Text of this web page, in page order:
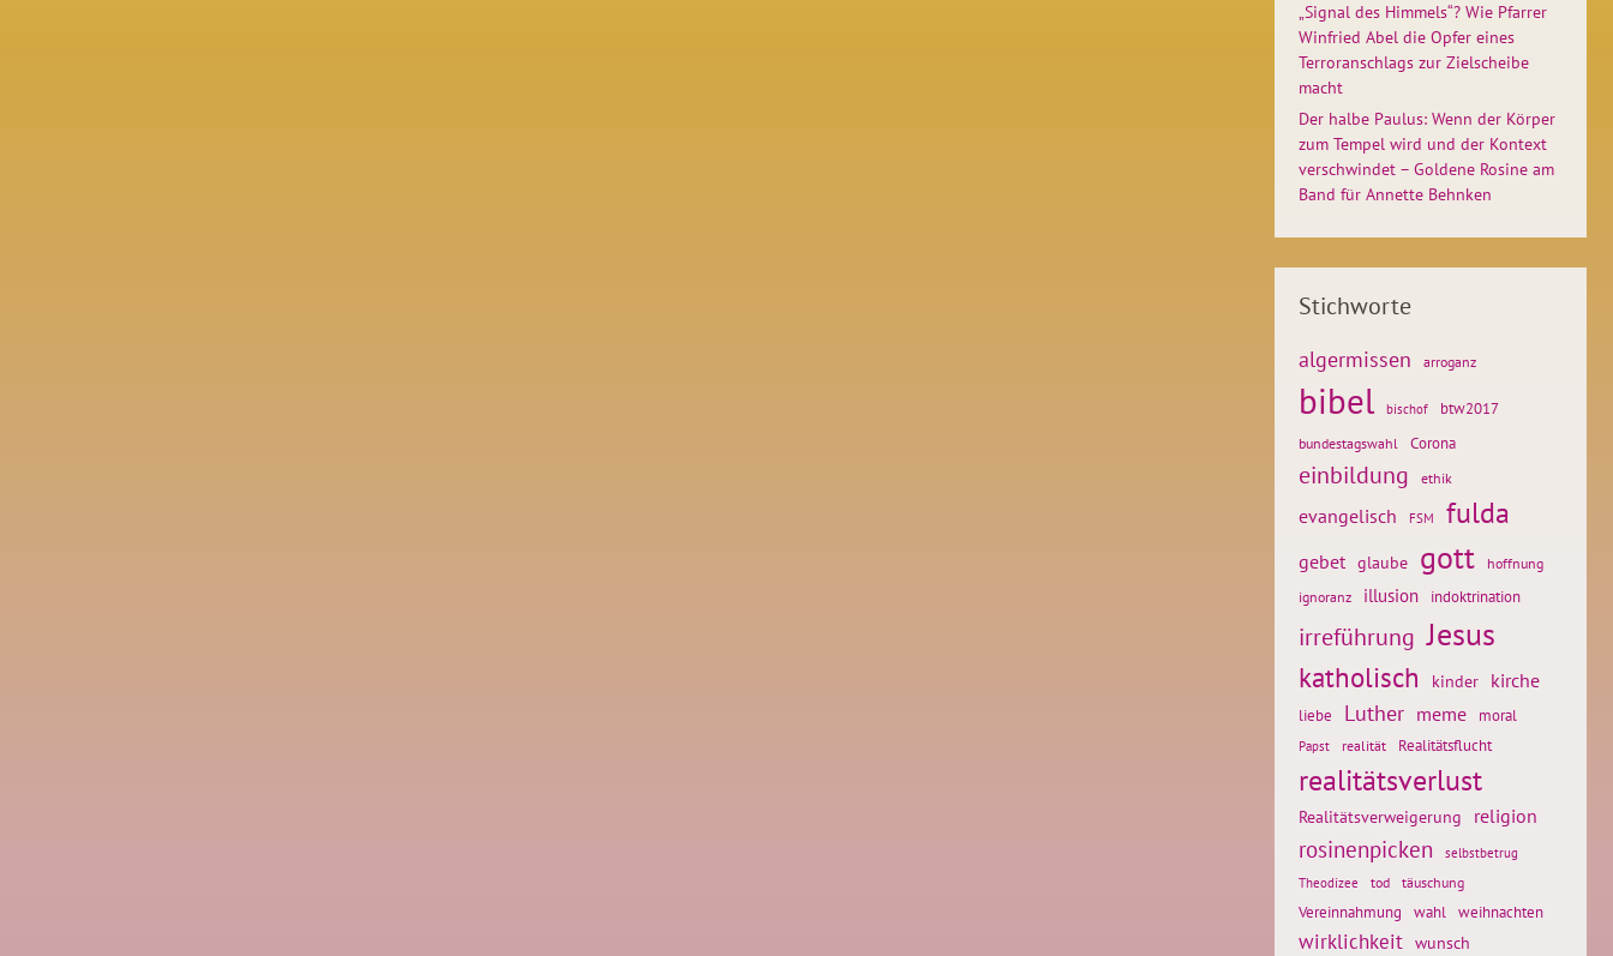
„Signal des Himmels“? Wie Pfarrer
Winfried Abel die Opfer eines
Terroranschlags zur Zielscheibe
macht
Der halbe Paulus: Wenn der Körper
zum Tempel wird und der Kontext
verschwindet – Goldene Rosine am
Band für Annette Behnken
Stichworte
algermissen arroganz
bibel bischof btw2017
bundestagswahl Corona
einbildung ethik
evangelisch FSM fulda
gebet glaube gott
hoffnung
ignoranz
illusion indoktrination
irreführung Jesus
katholisch kinder kirche
liebe Luther meme moral
Papst realität Realitätsflucht
realitätsverlust
Realitätsverweigerung religion
rosinenpicken
selbstbetrug
Theodizee
tod täuschung
Vereinnahmung wahl weihnachten
wirklichkeit wunsch